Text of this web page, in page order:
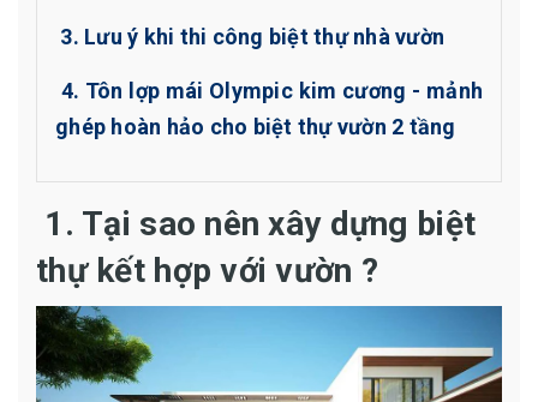
3. Lưu ý khi thi công biệt thự nhà vườn
4. Tôn lợp mái Olympic kim cương - mảnh
ghép hoàn hảo cho biệt thự vườn 2 tầng
1. Tại sao nên xây dựng biệt
thự kết hợp với vườn ?